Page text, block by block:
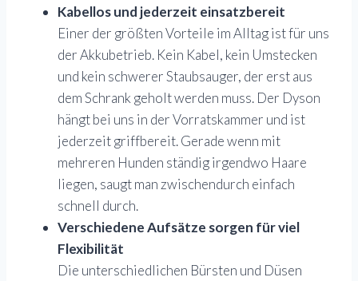
Kabellos und jederzeit einsatzbereit
Einer der größten Vorteile im Alltag ist für uns
der Akkubetrieb. Kein Kabel, kein Umstecken
und kein schwerer Staubsauger, der erst aus
dem Schrank geholt werden muss. Der Dyson
hängt bei uns in der Vorratskammer und ist
jederzeit griffbereit. Gerade wenn mit
mehreren Hunden ständig irgendwo Haare
liegen, saugt man zwischendurch einfach
schnell durch.
Verschiedene Aufsätze sorgen für viel
Flexibilität
Die unterschiedlichen Bürsten und Düsen